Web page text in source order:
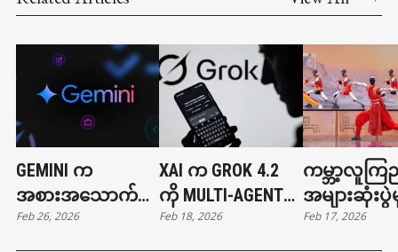
GEMINI က
အစားအသောက်မှာ
တာနဲ့ ကားခေါ်တာ
တွေ လုပ်ပေးနိုင်ပြီ
Feb 26, 2026
XAI က GROK 4.2
ကို MULTI-AGENT
ARCHITECTURE နဲ့
မိတ်ဆက်
Feb 18, 2026
ကမ္ဘာ့လူကြ
အများဆုံးပွဲ
တရုတ်စက်
ကွန်ဖူးကစား
Feb 17, 2026